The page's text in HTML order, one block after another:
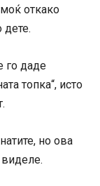
откако
го даде
топка“, исто
но ова